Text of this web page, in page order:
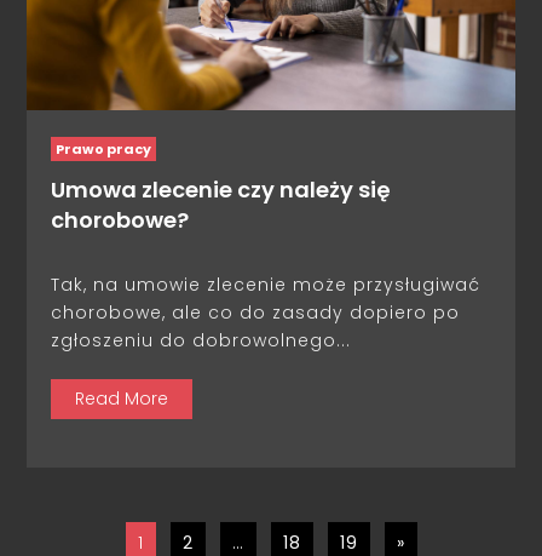
Prawo pracy
Umowa zlecenie czy należy się
chorobowe?
Tak, na umowie zlecenie może przysługiwać
chorobowe, ale co do zasady dopiero po
zgłoszeniu do dobrowolnego...
Read More
1 2 … 18 19 »